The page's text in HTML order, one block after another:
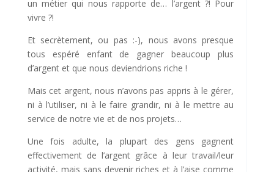
un métier qui nous rapporte de… l’argent ?! Pour
vivre ?!
Et secrètement, ou pas :-), nous avons presque
tous espéré enfant de gagner beaucoup plus
d’argent et que nous deviendrions riche !
Mais cet argent, nous n’avons pas appris à le gérer,
ni à l’utiliser, ni à le faire grandir, ni à le mettre au
service de notre vie et de nos projets…
Une fois adulte, la plupart des gens gagnent
effectivement de l’argent grâce à leur travail/leur
activité, mais sans devenir riches et à l’aise comme